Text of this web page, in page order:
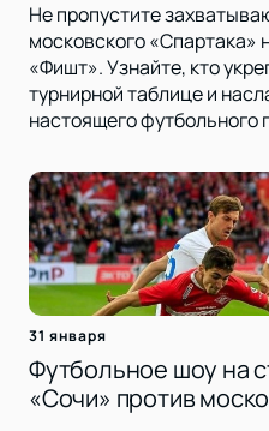
Не пропустите
московского «Спартака»
«Фишт». Узнайте, кто
турнирной таблице и
настоящего футбольного
31 января
Футбольное шоу на
«Сочи» против